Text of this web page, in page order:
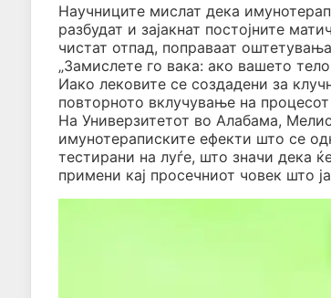
Научниците мислат дека
разбудат и зајакнат постојните
чистат отпад, поправаат
„Замислете го вака: ако вашето
Иако лековите се создадени за
повторното вклучување на
На Универзитетот во Алабама,
имунотераписките ефекти што се
тестирани на луѓе, што значи дека
примени кај просечниот човек што